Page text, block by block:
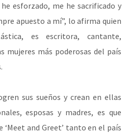
esforzado, me he sacrificado y
apuesto a mí”, lo afirma quien
es escritora, cantante,
mujeres más poderosas del país
sus sueños y crean en ellas
esposas y madres, es que
and Greet’ tanto en el país